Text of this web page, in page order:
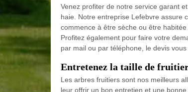
Venez profiter de notre service garant
haie. Notre entreprise Lefebvre assure
commence à être sèche ou être
Profitez également pour faire votre
par mail ou par téléphone, le devis
Entretenez la taille de
Les arbres fruitiers sont nos meilleurs
leur offrir un bon entretien et une